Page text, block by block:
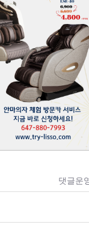
댓글운